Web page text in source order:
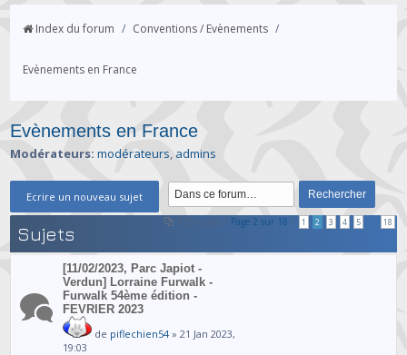
Index du forum / Conventions / Evènements /
Evènements en France
Evènements en France
Modérateurs: modérateurs,admins
Ecrire un nouveau sujet
Page 2 sur 18 • 1 2 3 4 5 18
Sujets
[11/02/2023, Parc Japiot -
Verdun] Lorraine Furwalk -
Furwalk 54ème édition -
FEVRIER 2023
de piflechien54» 21 Jan 2023,
19:03